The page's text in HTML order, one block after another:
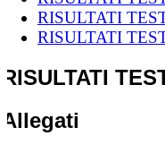
RISULTATI
RISULTATI
RISULTATI
Allegati